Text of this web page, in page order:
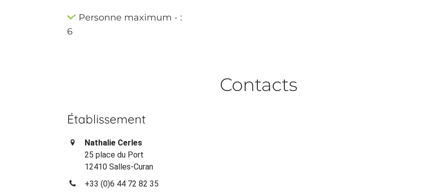
Personne maximum - :
6
Contacts
Établissement
Nathalie Cerles
25 place du Port
12410 Salles-Curan
+33 (0)6 44 72 82 35